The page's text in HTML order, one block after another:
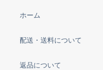
ホーム
配送・送料について
返品について